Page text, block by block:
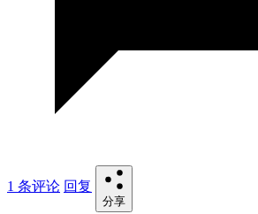
1 条评论 回复
分享